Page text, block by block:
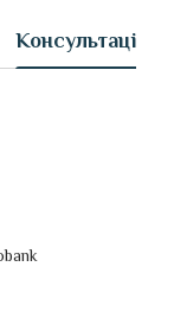
Консультація